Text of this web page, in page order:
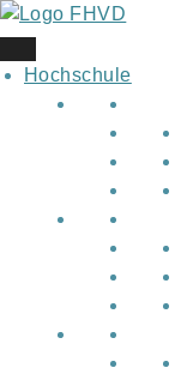
Skip
to
content
Hochschule